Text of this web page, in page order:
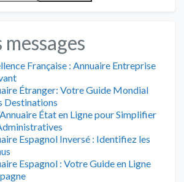
Française : Annuaire Entreprise
Étranger: Votre Guide Mondial
Destinations
État en Ligne pour Simplifier
Espagnol Inversé : Identifiez les
Espagnol : Votre Guide en Ligne